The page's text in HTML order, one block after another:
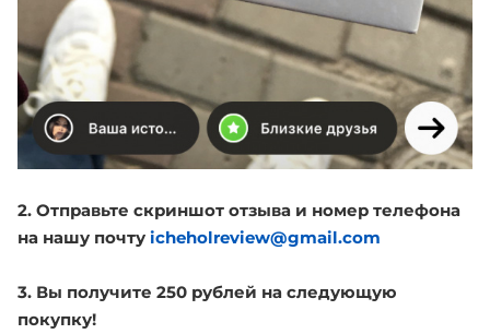
2. Отправьте скриншот отзыва и номер телефона
на нашу почту icheholreview@gmail.com
3. Вы получите 250 рублей на следующую
покупку!